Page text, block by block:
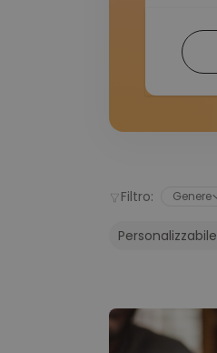
Filtro: Genere
Personalizzabile